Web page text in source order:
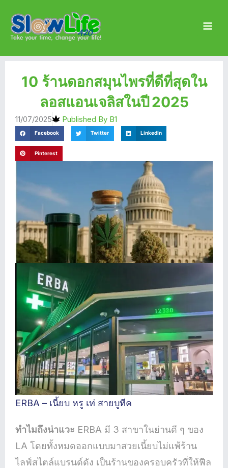
content
10 ร้านดอกสมุนไพรที่ดีที่สุดใน
ลอสแอนเจลิสในปี 2025
11/07/2025 Published By B1
Facebook Twitter LinkedIn
Pinterest
ERBA – เนี้ยบ หรู เท่ สายบูทีค
ทำไมถึงน่าแวะ ERBA มี 3 สาขาในย่านดี ๆ ของ
LA โดยทั้งหมดออกแบบมาสวยเนี้ยบไม่แพ้ร้าน
ไลฟ์สไตล์แบรนด์ดัง เป็นร้านของครอบครัวที่ให้ฟีล